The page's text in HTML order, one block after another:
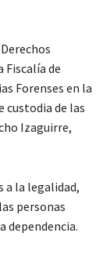
Fiscalía de
Forenses en la
custodia de las
Izaguirre,
a la legalidad,
personas
dependencia.